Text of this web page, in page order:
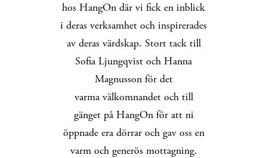
hos HangOn där vi fick en inblick
i deras verksamhet och inspirerades
av deras värdskap. Stort tack till
Sofia Ljungqvist och Hanna
Magnusson för det
varma välkomnandet och till
gänget på HangOn för att ni
öppnade era dörrar och gav oss en
varm och generös mottagning.